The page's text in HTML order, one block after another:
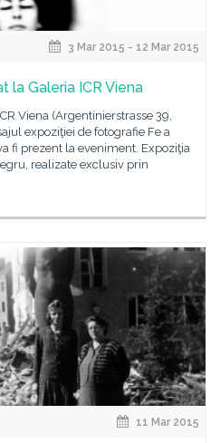
3 Mar 2015 - 12 Mar 2015
la Galeria ICR Viena
Viena (Argentinierstrasse 39,
expoziţiei de fotografie Fe a
fi prezent la eveniment. Expoziţia
realizate exclusiv prin
11 Mar 2015